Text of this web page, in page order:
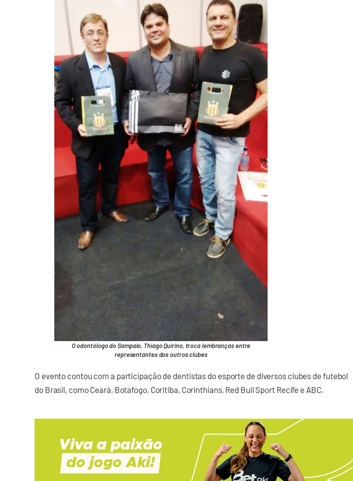
O odontólogo do Sampaio, Thiago Quirino, troca lembranças entre
representantes dos outros clubes
O evento contou com a participação de dentistas do esporte de diversos clubes de futebol
do Brasil, como Ceará, Botafogo, Coritiba, Corinthians, Red Bull Sport Recife e ABC.